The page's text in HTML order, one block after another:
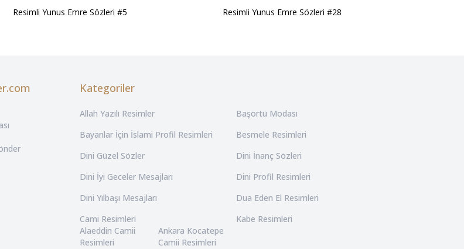
Resimli Yunus Emre Sözleri #5 Resimli Yunus Emre Sözleri #28
Kategoriler
Allah Yazılı Resimler
Başörtü Modası
Bayanlar İçin İslami Profil Resimleri
Besmele Resimleri
Dini Güzel Sözler
Dini İnanç Sözleri
Dini İyi Geceler Mesajları
Dini Profil Resimleri
Dini Yılbaşı Mesajları
Dua Eden El Resimleri
Cami Resimleri
Alaeddin Camii
Resimleri
Ankara Kocatepe
Camii Resimleri
Kabe Resimleri